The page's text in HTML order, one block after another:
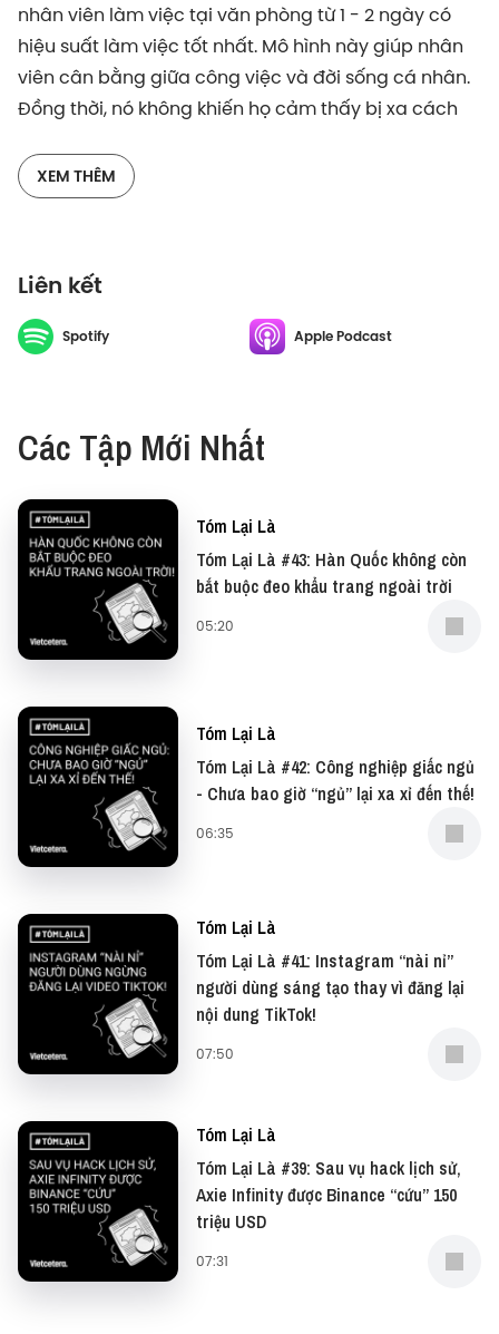
nhân viên làm việc tại văn phòng từ 1 - 2 ngày có
hiệu suất làm việc tốt nhất. Mô hình này giúp nhân
viên cân bằng giữa công việc và đời sống cá nhân.
Đồng thời, nó không khiến họ cảm thấy bị xa cách
Bạn nghĩ sao về chế độ làm việc này? Liệu đây có
Là nhé.
Đừng quên bạn có thể đọc những bài viết tin tức
XEM THÊM
Liên kết
Spotify Apple Podcast
Các Tập Mới Nhất
Tóm Lại Là
Tóm Lại Là #43: Hàn Quốc không còn
bắt buộc đeo khẩu trang ngoài trời
05:20
Tóm Lại Là
Tóm Lại Là #42: Công nghiệp giấc ngủ
- Chưa bao giờ “ngủ” lại xa xỉ đến thế!
06:35
Tóm Lại Là
Tóm Lại Là #41: Instagram “nài nỉ”
người dùng sáng tạo thay vì đăng lại
nội dung TikTok!
07:50
Tóm Lại Là
Tóm Lại Là #39: Sau vụ hack lịch sử,
Axie Infinity được Binance “cứu” 150
triệu USD
07:31